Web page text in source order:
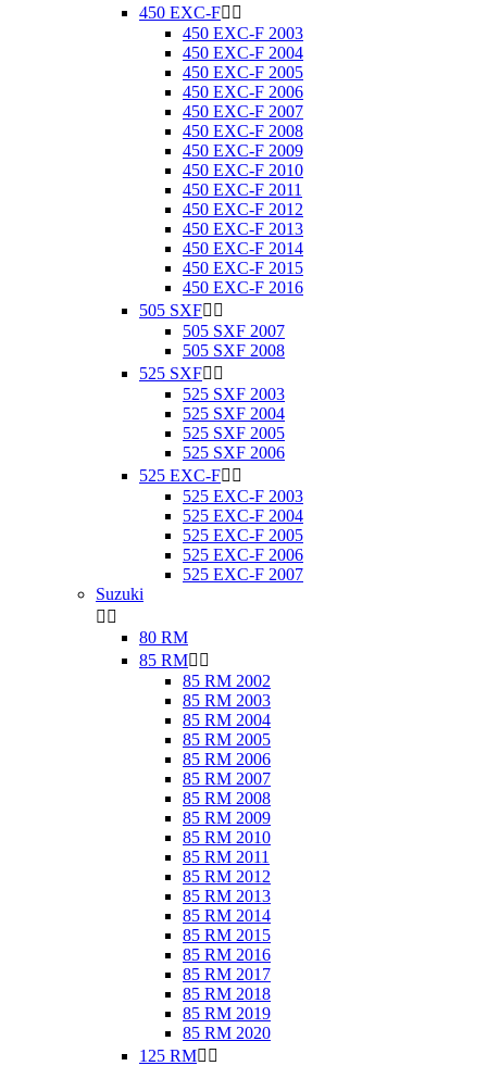
450 EXC-F 
450 EXC-F 2003
450 EXC-F 2004
450 EXC-F 2005
450 EXC-F 2006
450 EXC-F 2007
450 EXC-F 2008
450 EXC-F 2009
450 EXC-F 2010
450 EXC-F 2011
450 EXC-F 2012
450 EXC-F 2013
450 EXC-F 2014
450 EXC-F 2015
450 EXC-F 2016
505 SXF 
505 SXF 2007
505 SXF 2008
525 SXF 
525 SXF 2003
525 SXF 2004
525 SXF 2005
525 SXF 2006
525 EXC-F 
525 EXC-F 2003
525 EXC-F 2004
525 EXC-F 2005
525 EXC-F 2006
525 EXC-F 2007
Suzuki
 
80 RM
85 RM 
85 RM 2002
85 RM 2003
85 RM 2004
85 RM 2005
85 RM 2006
85 RM 2007
85 RM 2008
85 RM 2009
85 RM 2010
85 RM 2011
85 RM 2012
85 RM 2013
85 RM 2014
85 RM 2015
85 RM 2016
85 RM 2017
85 RM 2018
85 RM 2019
85 RM 2020
125 RM 